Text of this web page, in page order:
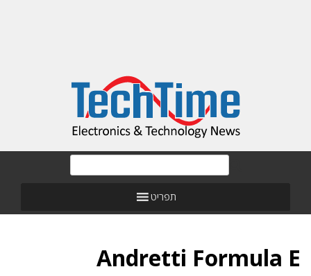
תפריט
Andretti Formula E